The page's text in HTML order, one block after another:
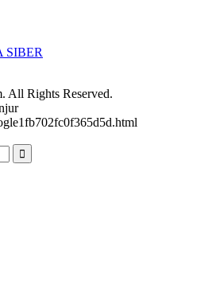
SIBER
All Rights Reserved.